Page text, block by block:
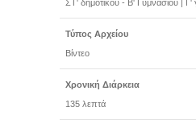
ΣΤ' δημοτικού - Β' Γυμνασίου | Γ'
Τύπος Αρχείου
Βίντεο
Χρονική Διάρκεια
135 λεπτά